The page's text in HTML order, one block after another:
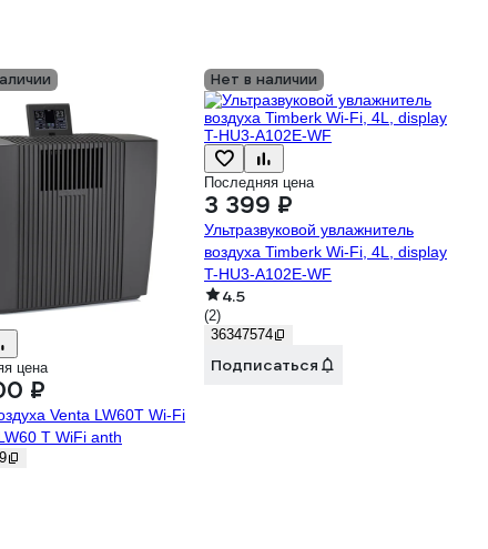
цена
₽
Venta LW60T Wi-Fi
T WiFi anth
Нет в наличии
Последняя цена
3 399 ₽
Ультразвуковой увлажнитель
воздуха Timberk Wi-Fi, 4L, display
T-HU3-A102E-WF
4.5
(2)
36347574
Подписаться